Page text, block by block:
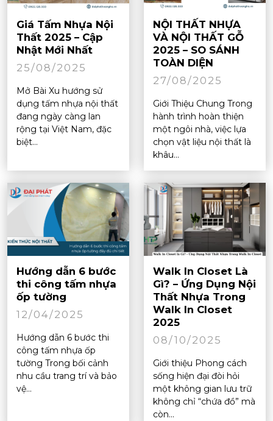
Giá Tấm Nhựa Nội
Thất 2025 – Cập
Nhật Mới Nhất
25/08/2025
Mở Bài Xu hướng sử
dụng tấm nhựa nội thất
đang ngày càng lan
rộng tại Việt Nam, đặc
biệt...
NỘI THẤT NHỰA
VÀ NỘI THẤT GỖ
2025 – SO SÁNH
TOÀN DIỆN
27/08/2025
Giới Thiệu Chung Trong
hành trình hoàn thiện
một ngôi nhà, việc lựa
chọn vật liệu nội thất là
khâu...
Hướng dẫn 6 bước
thi công tấm nhựa
ốp tường
12/04/2025
Hướng dẫn 6 bước thi
công tấm nhựa ốp
tường Trong bối cảnh
nhu cầu trang trí và bảo
vệ...
Walk In Closet Là
Gì? – Ứng Dụng Nội
Thất Nhựa Trong
Walk In Closet
2025
08/10/2025
Giới thiệu Phong cách
sống hiện đại đòi hỏi
một không gian lưu trữ
không chỉ “chứa đồ” mà
còn...